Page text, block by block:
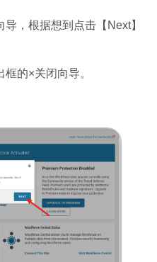
，根据想到点击【Next】
的×关闭向导。